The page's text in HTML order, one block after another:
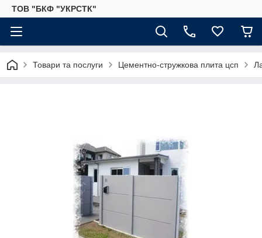
ТОВ "БКФ "УКРСТК"
Товари та послуги Цементно-стружкова плита цсп